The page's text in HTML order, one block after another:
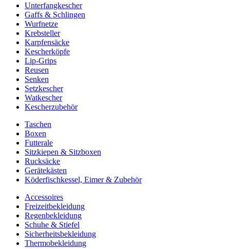
Unterfangkescher
Gaffs & Schlingen
Wurfnetze
Krebsteller
Karpfensäcke
Kescherköpfe
Lip-Grips
Reusen
Senken
Setzkescher
Watkescher
Kescherzubehör
Taschen
Boxen
Futterale
Sitzkiepen & Sitzboxen
Rucksäcke
Gerätekästen
Köderfischkessel, Eimer & Zubehör
Accessoires
Freizeitbekleidung
Regenbekleidung
Schuhe & Stiefel
Sicherheitsbekleidung
Thermobekleidung